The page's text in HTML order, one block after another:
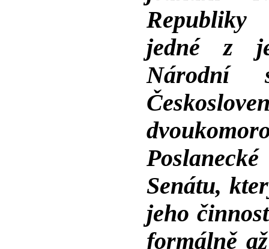
Republiky
jedné z
Národní
Senátu,
jeho
formálně